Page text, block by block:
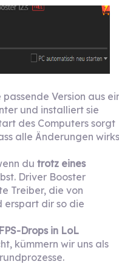
Version aus
und installiert sie
des Computers sorgt
alle Änderungen
du trotz eines
Driver Booster
Treiber, die von
erspart dir so die
FPS-Drops in LoL
kümmern wir uns als